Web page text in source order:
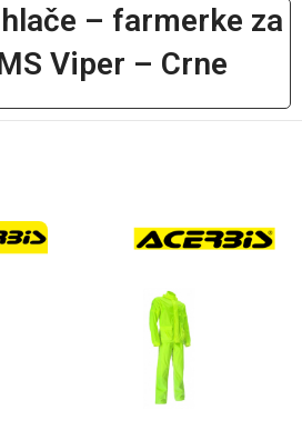
– farmerke za
Viper – Crne